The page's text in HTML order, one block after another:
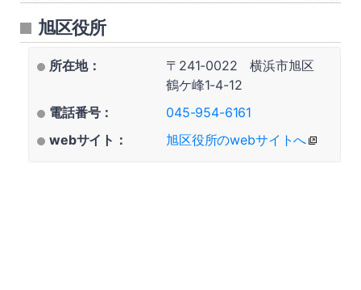
旭区役所
所在地：
〒241-0022 横浜市旭区
鶴ケ峰1-4-12
電話番号：
045-954-6161
webサイト：
旭区役所のwebサイトへ